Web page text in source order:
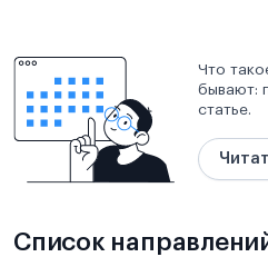
Что
бывают:
статье.
Список